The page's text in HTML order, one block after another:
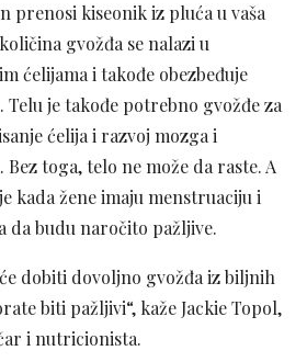
prenosi kiseonik iz pluća u vaša
gvožđa se nalazi u
ćelijama i takođe obezbeđuje
je takođe potrebno gvožđe za
ćelija i razvoj mozga i
toga, telo ne može da raste. A
kada žene imaju menstruaciju i
da budu naročito pažljive.
dobiti dovoljno gvožđa iz biljnih
biti pažljivi“, kaže Jackie Topol,
i nutricionista.